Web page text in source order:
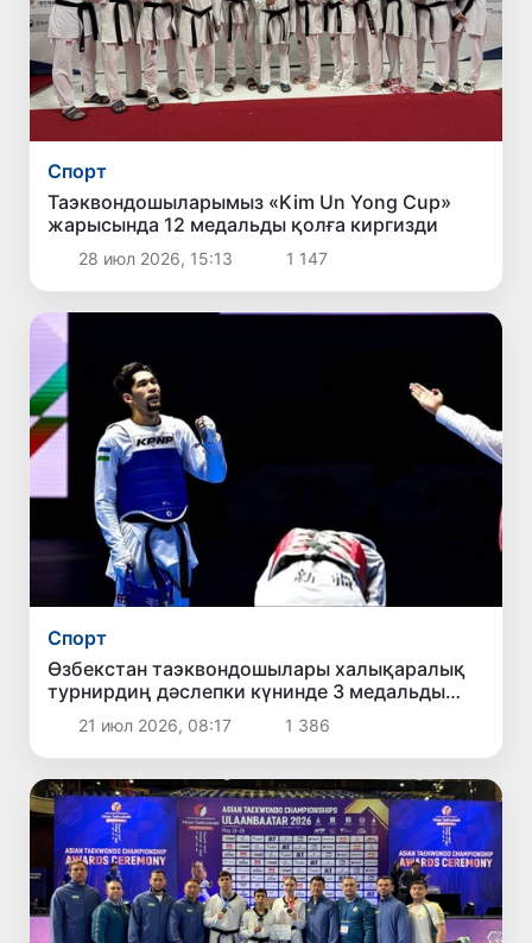
Спорт
Таэквондошыларымыз «Kim Un Yong Cup»
жарысында 12 медальды қолға киргизди
28 июл 2026, 15:13 1 147
Спорт
Өзбекстан таэквондошылары халықаралық
турнирдиң дәслепки күнинде 3 медальды
қолға киргизди
21 июл 2026, 08:17 1 386